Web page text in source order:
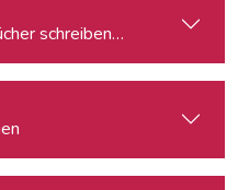
schreiben für